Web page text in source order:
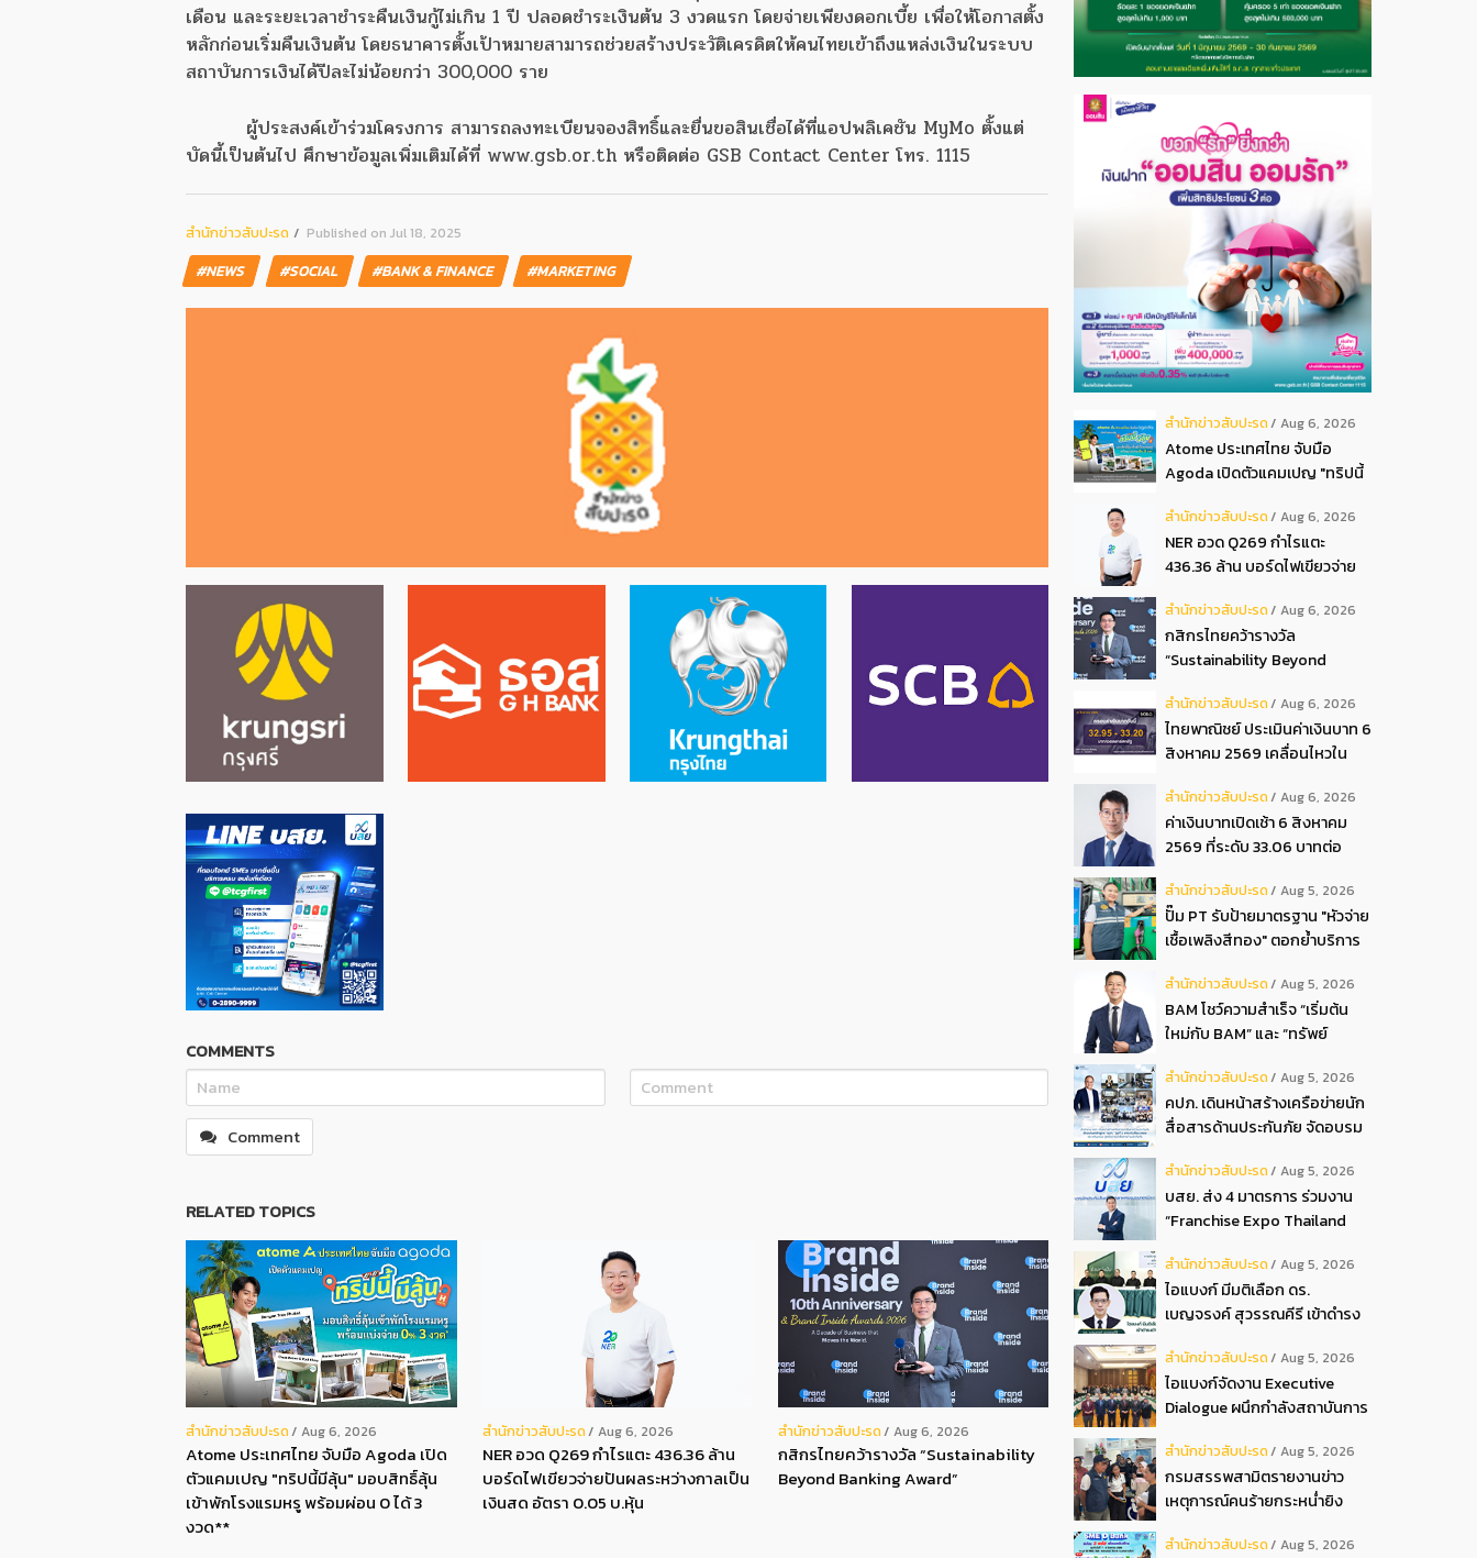
เดือน และระยะเวลาชำระคืนเงินกู้ไม่เกิน 1 ปี ปลอดชำระเงินต้น 3 งวดแรก โดยจ่ายเพียงดอกเบี้ย เพื่อให้โอกาสตั้ง
หลักก่อนเริ่มคืนเงินต้น โดยธนาคารตั้งเป้าหมายสามารถช่วยสร้างประวัติเครดิตให้คนไทยเข้าถึงแหล่งเงินในระบบ
สถาบันการเงินได้ปีละไม่น้อยกว่า 300,000 ราย
ผู้ประสงค์เข้าร่วมโครงการ สามารถลงทะเบียนจองสิทธิ์และยื่นขอสินเชื่อได้ที่แอปพลิเคชัน MyMo ตั้งแต่
บัดนี้เป็นต้นไป ศึกษาข้อมูลเพิ่มเติมได้ที่ www.gsb.or.th หรือติดต่อ GSB Contact Center โทร. 1115
สํานักข่าวสับปะรด Published on Jul 18, 2025
#NEWS #SOCIAL #BANK & FINANCE #MARKETING
COMMENTS
Comment
RELATED TOPICS
สํานักข่าวสับปะรด Aug 6, 2026
Atome ประเทศไทย จับมือ Agoda เปิด
ตัวแคมเปญ "ทริปนี้มีลุ้น" มอบสิทธิ์ลุ้น
เข้าพักโรงแรมหรู พร้อมผ่อน 0 ได้ 3
งวด**
สํานักข่าวสับปะรด Aug 6, 2026
NER อวด Q269 กำไรแตะ 436.36 ล้าน
บอร์ดไฟเขียวจ่ายปันผลระหว่างกาลเป็น
เงินสด อัตรา 0.05 บ.หุ้น
สํานักข่าวสับปะรด Aug 6, 2026
กสิกรไทยคว้ารางวัล “Sustainability
Beyond Banking Award”
สํานักข่าวสับปะรด Aug 6, 2026
Atome ประเทศไทย จับมือ
Agoda เปิดตัวแคมเปญ "ทริปนี้
โรงแรมหรู พร้อมผ่อน 0 ได้ 3
งวด**
สํานักข่าวสับปะรด Aug 6, 2026
NER อวด Q269 กำไรแตะ
436.36 ล้าน บอร์ดไฟเขียวจ่าย
อัตรา 0.05 บ.หุ้น
สํานักข่าวสับปะรด Aug 6, 2026
กสิกรไทยคว้ารางวัล
“Sustainability Beyond
สํานักข่าวสับปะรด Aug 6, 2026
ไทยพาณิชย์ ประเมินค่าเงินบาท 6
สิงหาคม 2569 เคลื่อนไหวใน
ดอลลาร์
สํานักข่าวสับปะรด Aug 6, 2026
ค่าเงินบาทเปิดเช้า 6 สิงหาคม
2569 ที่ระดับ 33.06 บาทต่อ
สํานักข่าวสับปะรด Aug 5, 2026
ปั๊ม PT รับป้ายมาตรฐาน "หัวจ่าย
เชื้อเพลิงสีทอง" ตอกย้ำบริการ
บริโภค
สํานักข่าวสับปะรด Aug 5, 2026
BAM โชว์ความสำเร็จ “เริ่มต้น
ใหม่กับ BAM” และ “ทรัพย์
2026
สํานักข่าวสับปะรด Aug 5, 2026
คปภ. เดินหน้าสร้างเครือข่ายนัก
สื่อสารด้านประกันภัย จัดอบรม
สํานักข่าวสับปะรด Aug 5, 2026
บสย. ส่ง 4 มาตรการ ร่วมงาน
“Franchise Expo Thailand
สํานักข่าวสับปะรด Aug 5, 2026
ไอแบงก์ มีมติเลือก ดร.
เบญจรงค์ สุวรรณคีรี เข้าดำรง
การประชุมวิสามัญผู้ถือหุ้น ครั้ง
ที่ 22569
สํานักข่าวสับปะรด Aug 5, 2026
ไอแบงก์จัดงาน Executive
Dialogue ผนึกกำลังสถาบันการ
ถ่ายทอดประสบการณ์กว่า 40 ปี
เตรียมความพร้อมองค์กรสู่การ
เป็นธนาคารอิสลามแห่งอนาคต
สํานักข่าวสับปะรด Aug 5, 2026
กรมสรรพสามิตรายงานข่าว
เหตุการณ์คนร้ายกระหน่ำยิง
ปัตตานี สาขามายอ
สํานักข่าวสับปะรด Aug 5, 2026